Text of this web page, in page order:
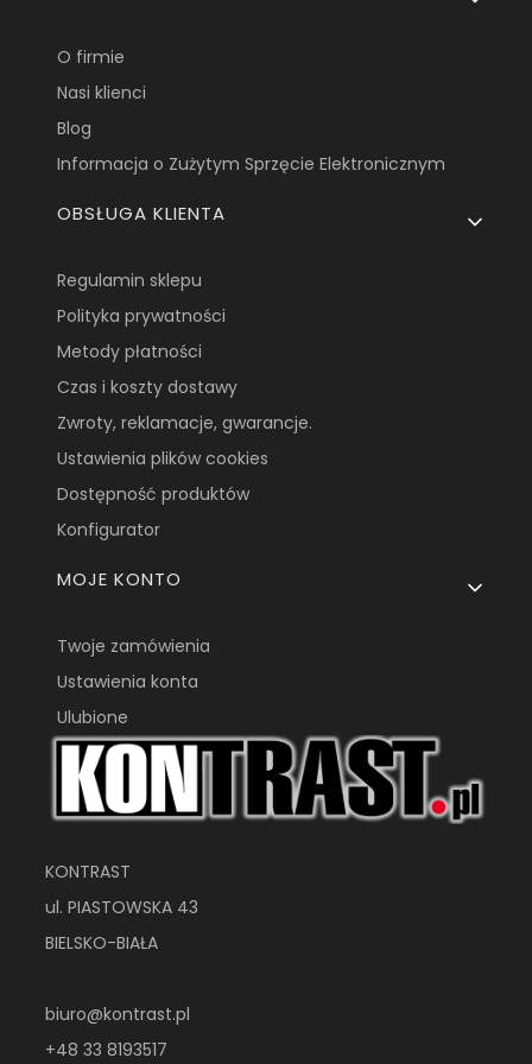
O firmie
Nasi klienci
Blog
Informacja o Zużytym Sprzęcie Elektronicznym
OBSŁUGA KLIENTA
Regulamin sklepu
Polityka prywatności
Metody płatności
Czas i koszty dostawy
Zwroty, reklamacje, gwarancje.
Ustawienia plików cookies
Dostępność produktów
Konfigurator
MOJE KONTO
Twoje zamówienia
Ustawienia konta
Ulubione
KONTRAST
ul. PIASTOWSKA 43
BIELSKO-BIAŁA
biuro@kontrast.pl
+48 33 8193517